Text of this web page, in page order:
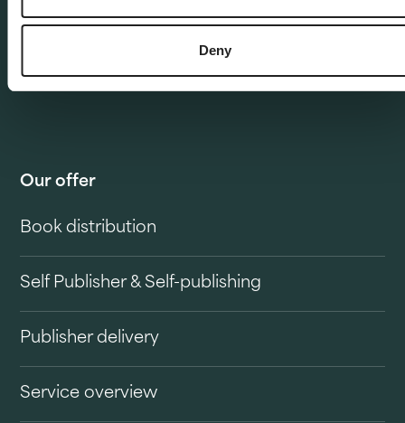
Deny
Our offer
Book distribution
Self Publisher & Self-publishing
Publisher delivery
Service overview